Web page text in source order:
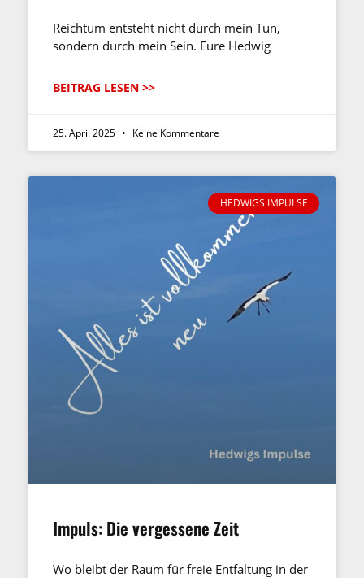
Reichtum entsteht nicht durch mein Tun,
sondern durch mein Sein. Eure Hedwig
BEITRAG LESEN >>
25. April 2025 Keine Kommentare
HEDWIGS IMPULSE
Impuls: Die vergessene Zeit
Wo bleibt der Raum für freie Entfaltung in der